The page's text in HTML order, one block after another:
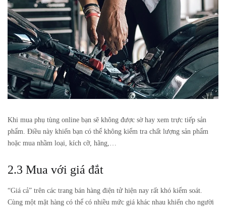
Khi mua phụ tùng online bạn sẽ không được sờ hay xem trực tiếp sản
phẩm. Điều này khiến bạn có thể không kiểm tra chất lượng sản phẩm
hoặc mua nhầm loại, kích cỡ, hãng,…
2.3 Mua với giá đắt
“Giá cả” trên các trang bán hàng điện tử hiện nay rất khó kiểm soát.
Cùng một mặt hàng có thể có nhiều mức giá khác nhau khiến cho người